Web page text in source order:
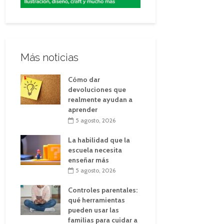
Más noticias
Cómo dar
devoluciones que
realmente ayudan a
aprender
5 agosto, 2026
La habilidad que la
escuela necesita
enseñar más
5 agosto, 2026
Controles parentales:
qué herramientas
pueden usar las
familias para cuidar a